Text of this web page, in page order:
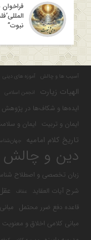
نبوت”
آسیب ها و چالش آموزه های دینی
الهیات زیارت انجمن اسلامی
ایده‌ها و شکاف‌ها در
ایمان و تربیت ایمان و
تاریخ کلام امامیه
دین و چالش
زبان تخصصی و اصطلاح
شرح آیات العقاید عفاف
قاعده دفع ضرر محتمل
مبانی کلامی اخلاق و معنویت